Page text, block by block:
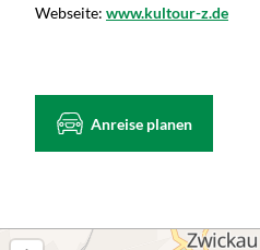
Webseite: www.kultour-z.de
Anreise planen